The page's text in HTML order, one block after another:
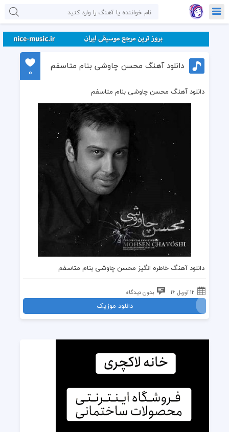
دانلود آهنگ محسن چاوشی بنام متاسفم
0
دانلود آهنگ محسن چاوشی بنام متاسفم
دانلود آهنگ خاطره انگیز محسن چاوشی بنام متاسفم
12 آوریل 16 بدون دیدگاه
دانلود موزیک